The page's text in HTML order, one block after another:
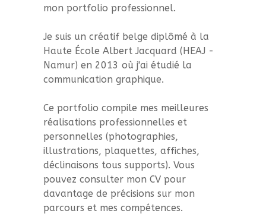
mon portfolio professionnel.
Je suis un créatif belge diplômé à la
Haute École Albert Jacquard (HEAJ -
Namur) en 2013 où j'ai étudié la
communication graphique.
Ce portfolio compile mes meilleures
réalisations professionnelles et
personnelles (photographies,
illustrations, plaquettes, affiches,
déclinaisons tous supports). Vous
pouvez consulter mon CV pour
davantage de précisions sur mon
parcours et mes compétences.